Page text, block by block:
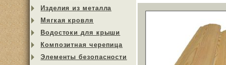
Изделия из металла
Мягкая кровля
Водостоки для крыши
Композитная черепица
Элементы безопасности